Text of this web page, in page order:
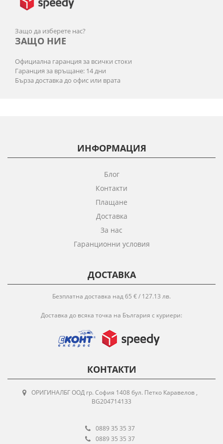
Защо да изберете нас?
ЗАЩО НИЕ
Официална гаранция за всички стоки
Гаранция за връщане: 14 дни
Бърза доставка до офис или врата
ИНФОРМАЦИЯ
Блог
Контакти
Плащане
Доставка
За нас
Гаранционни условия
ДОСТАВКА
Безплатна доставка над 65 € / 127.13 лв.
Доставка до всяка точка на България с куриери:
КОНТАКТИ
ОРИГИНАЛБГ ООД гр. София 1408 бул. Петко Каравелов ,
BG204714133
0889 35 35 37
0889 35 35 37